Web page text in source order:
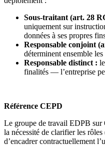
Sous-traitant (art. 28
uniquement sur
données à ses propres
Responsable conjoint
déterminent ensemble
Responsable distinct :
finalités — l’entreprise
Référence CEPD
Le groupe de travail EDPB sur
la nécessité de clarifier les
d’encadrer contractuellement